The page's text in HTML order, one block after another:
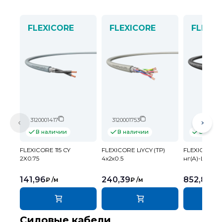
FLEXICORE
3120001417
В наличии
FLEXICORE 115 CY
2X0.75
141,96₽ /м
FLEXICORE
3120001753
В наличии
FLEXICORE LiYCY (TP)
4x2x0.5
240,39₽ /м
3120001546
В
FLEXICORE
нг(А)-LS 0.6/
852,88